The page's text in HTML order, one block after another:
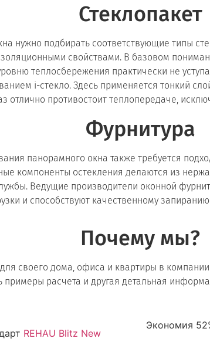
Стеклопакет
нужно подбирать соответствующие типы
свойствами. В базовом
теплосбережения практически не
i-стекло. Здесь применяется тонкий
отлично противостоит теплопередаче,
Фурнитура
панорамного окна также требуется
компоненты остекления делаются из
Ведущие производители оконной
и способствуют качественному
Почему мы?
своего дома, офиса и квартиры в
примеры расчета и другая детальная
REHAU Blitz New
Экономия